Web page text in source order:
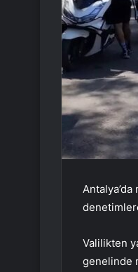
Antalya’da
Valilikten
genelinde